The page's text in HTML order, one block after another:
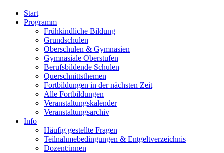
Start
Programm
Frühkindliche Bildung
Grundschulen
Oberschulen & Gymnasien
Gymnasiale Oberstufen
Berufsbildende Schulen
Querschnittsthemen
Fortbildungen in der nächsten Zeit
Alle Fortbildungen
Veranstaltungskalender
Veranstaltungsarchiv
Info
Häufig gestellte Fragen
Teilnahmebedingungen & Entgeltverzeichnis
Dozent:innen